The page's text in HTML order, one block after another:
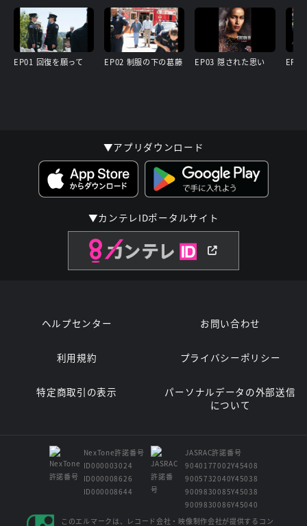
EP01 回復を願って EP02 制服の下の葛藤 EP03 隠された思い
▼アプリダウンロード
▼カンテレIDポータルサイト
ヘルプセンター お問い合わせ
利用規約 プライバシーポリシー
特定商取引の表示
パーソナルデータの外部送信
について
NexTone許諾番号
ID000003024
ID000008626
ID000008644
JASRAC許諾番号
9040177002Y45408
9005732040Y45038
9009830085Y45038
9009830086Y45040
このエルマークは、レコード会社・映像制作会社が提供するコン